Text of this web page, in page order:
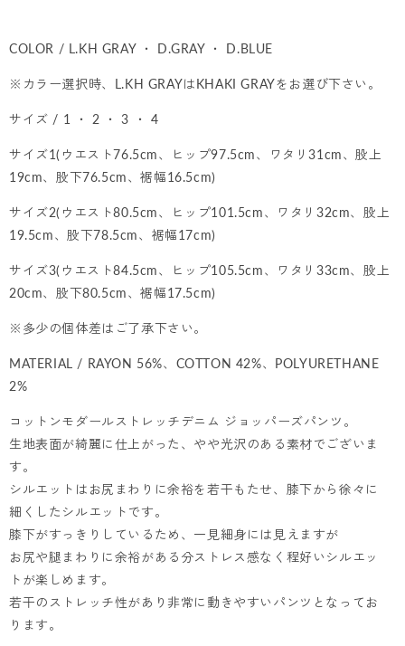
COLOR / L.KH GRAY ・ D.GRAY ・ D.BLUE
※カラー選択時、L.KH GRAYはKHAKI GRAYをお選び下さい。
サイズ / 1 ・ 2 ・ 3 ・ 4
サイズ1(ウエスト76.5cm、ヒップ97.5cm、ワタリ31cm、股上
19cm、股下76.5cm、裾幅16.5cm)
サイズ2(ウエスト80.5cm、ヒップ101.5cm、ワタリ32cm、股上
19.5cm、股下78.5cm、裾幅17cm)
サイズ3(ウエスト84.5cm、ヒップ105.5cm、ワタリ33cm、股上
20cm、股下80.5cm、裾幅17.5cm)
※多少の個体差はご了承下さい。
MATERIAL / RAYON 56%、COTTON 42%、POLYURETHANE
2%
コットンモダールストレッチデニム ジョッパーズパンツ。
生地表面が綺麗に仕上がった、やや光沢のある素材でございま
す。
シルエットはお尻まわりに余裕を若干もたせ、膝下から徐々に
細くしたシルエットです。
膝下がすっきりしているため、一見細身には見えますが
お尻や腿まわりに余裕がある分ストレス感なく程好いシルエッ
トが楽しめます。
若干のストレッチ性があり非常に動きやすいパンツとなってお
ります。